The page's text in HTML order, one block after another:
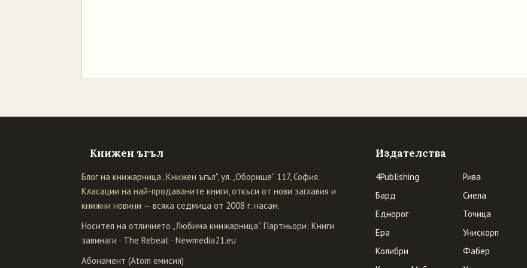
Книжен ъгъл
Блог на книжарница „Книжен ъгъл", ул. „Оборище" 117, София.
Класации на най-продаваните книги, откъси от нови заглавия и
книжни новини — всяка седмица от 2008 г. насам.
Носител на отличието „Любима книжарница". Партньори: Книги
завинаги · The Rebeat · Newmedia21.eu
Абонамент (Atom емисия)
Издателства
4Publishing
Бард
Еднорог
Ера
Колибри
Рива
Сиела
Точица
Унискорп
Фабер